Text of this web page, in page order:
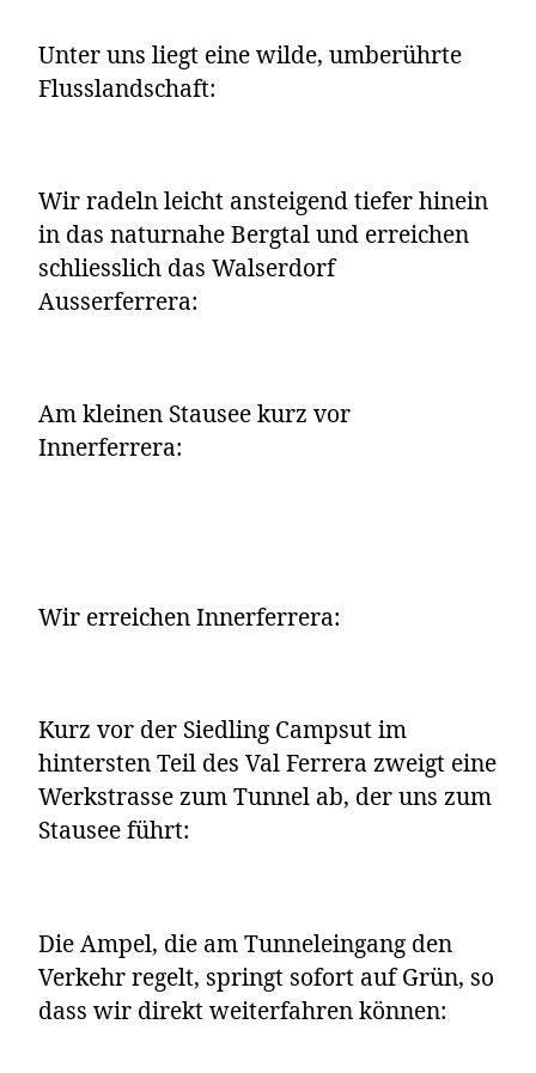
Unter uns liegt eine wilde, umberührte
Flusslandschaft:
Wir radeln leicht ansteigend tiefer hinein
in das naturnahe Bergtal und erreichen
schliesslich das Walserdorf
Ausserferrera:
Am kleinen Stausee kurz vor
Innerferrera:
Wir erreichen Innerferrera:
Kurz vor der Siedling Campsut im
hintersten Teil des Val Ferrera zweigt eine
Werkstrasse zum Tunnel ab, der uns zum
Stausee führt:
Die Ampel, die am Tunneleingang den
Verkehr regelt, springt sofort auf Grün, so
dass wir direkt weiterfahren können: